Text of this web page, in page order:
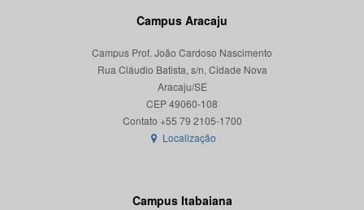
Campus Aracaju
Campus Prof. João Cardoso Nascimento
Rua Cláudio Batista, s/n, Cidade Nova
Aracaju/SE
CEP 49060-108
Localização
Campus Itabaiana